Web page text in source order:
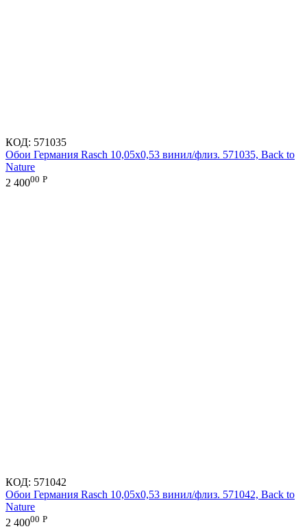
КОД: 571035
Обои Германия Rasch 10,05x0,53 винил/флиз. 571035, Back to
Nature
2 40000 Р
КОД: 571042
Обои Германия Rasch 10,05x0,53 винил/флиз. 571042, Back to
Nature
2 40000 Р